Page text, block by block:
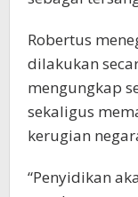
Robertus
dilakukan
mengungkap
sekaligus
kerugian
“Penyidikan